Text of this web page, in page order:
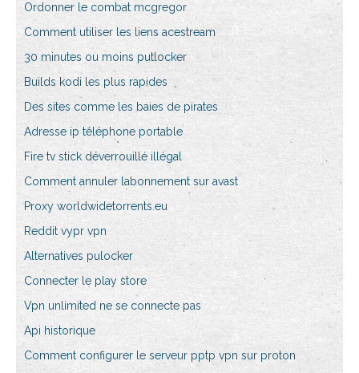
Ordonner le combat mcgregor
Comment utiliser les liens acestream
30 minutes ou moins putlocker
Builds kodi les plus rapides
Des sites comme les baies de pirates
Adresse ip téléphone portable
Fire tv stick déverrouillé illégal
Comment annuler labonnement sur avast
Proxy worldwidetorrents.eu
Reddit vypr vpn
Alternatives pulocker
Connecter le play store
Vpn unlimited ne se connecte pas
Api historique
Comment configurer le serveur pptp vpn sur proton